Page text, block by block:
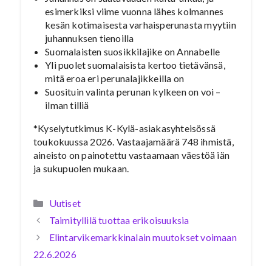
esimerkiksi viime vuonna lähes kolmannes
kesän kotimaisesta varhaisperunasta myytiin
juhannuksen tienoilla
Suomalaisten suosikkilajike on Annabelle
Yli puolet suomalaisista kertoo tietävänsä,
mitä eroa eri perunalajikkeilla on
Suosituin valinta perunan kylkeen on voi –
ilman tilliä
*Kyselytutkimus K-Kylä-asiakasyhteisössä
toukokuussa 2026. Vastaajamäärä 748 ihmistä,
aineisto on painotettu vastaamaan väestöä iän
ja sukupuolen mukaan.
Kategoriat
Uutiset
Taimityllilä tuottaa erikoisuuksia
Elintarvikemarkkinalain muutokset voimaan
22.6.2026